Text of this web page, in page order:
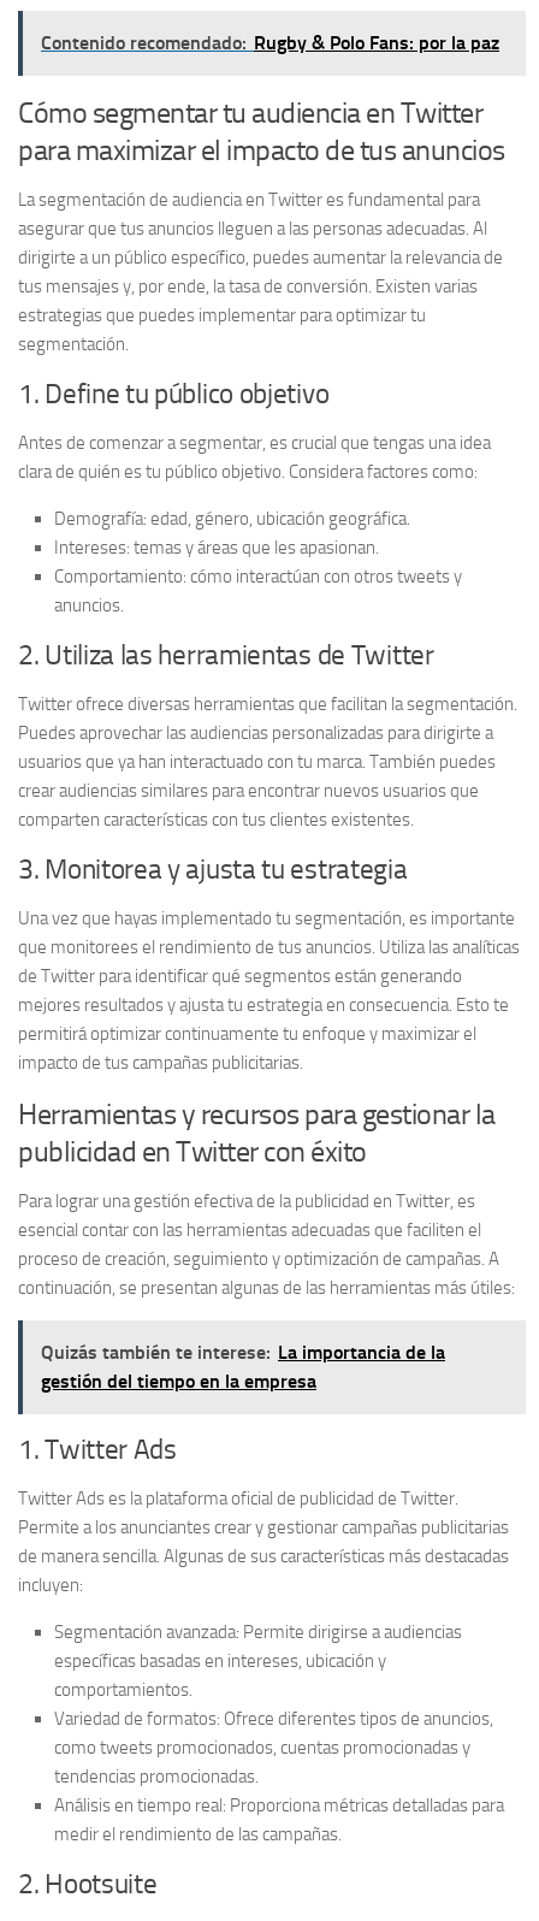
Contenido recomendado: Rugby & Polo Fans: por la paz
Cómo segmentar tu audiencia en Twitter
para maximizar el impacto de tus anuncios
Lasegmentación de audienciaen Twitter es fundamental para
asegurar que tus anuncios lleguen a las personas adecuadas. Al
dirigirte a un público específico, puedes aumentar la relevancia de
tus mensajes y, por ende, la tasa de conversión. Existen varias
estrategias que puedes implementar para optimizar tu
segmentación.
1. Define tu público objetivo
Antes de comenzar a segmentar, es crucial que tengas una idea
clara de quién es tu público objetivo. Considera factores como:
Demografía: edad, género, ubicación geográfica.
Intereses: temas y áreas que les apasionan.
Comportamiento: cómo interactúan con otros tweets y
anuncios.
2. Utiliza las herramientas de Twitter
Twitter ofrece diversas herramientas que facilitan la segmentación.
Puedes aprovechar lasaudiencias personalizadas para dirigirte a
usuarios que ya han interactuado con tu marca. También puedes
crearaudiencias similares para encontrar nuevos usuarios que
comparten características con tus clientes existentes.
3. Monitorea y ajusta tu estrategia
Una vez que hayas implementado tu segmentación, es importante
que monitorees el rendimiento de tus anuncios. Utiliza las analíticas
de Twitter para identificar qué segmentos están generando
mejores resultados y ajusta tu estrategia en consecuencia. Esto te
permitirá optimizar continuamente tu enfoque y maximizar el
impacto de tus campañas publicitarias.
Herramientas y recursos para gestionar la
publicidad en Twitter con éxito
Para lograr una gestión efectiva de la publicidad en Twitter, es
esencial contar con las herramientas adecuadas que faciliten el
proceso de creación, seguimiento y optimización de campañas. A
continuación, se presentan algunas de las herramientas más útiles:
Quizás también te interese: La importancia de la
gestión del tiempo en la empresa
1. Twitter Ads
Twitter Ads es la plataforma oficial de publicidad de Twitter.
Permite a los anunciantes crear y gestionar campañas publicitarias
de manera sencilla. Algunas de sus características más destacadas
incluyen:
Segmentación avanzada: Permite dirigirse a audiencias
específicas basadas en intereses, ubicación y
comportamientos.
Variedad de formatos: Ofrece diferentes tipos de anuncios,
como tweets promocionados, cuentas promocionadas y
tendencias promocionadas.
Análisis en tiempo real: Proporciona métricas detalladas para
medir el rendimiento de las campañas.
2. Hootsuite